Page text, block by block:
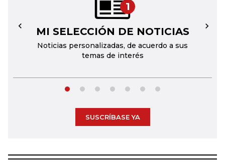
1
MI SELECCIÓN DE NOTICIAS
Noticias personalizadas, de acuerdo a sus
temas de interés
← →
SUSCRÍBASE YA